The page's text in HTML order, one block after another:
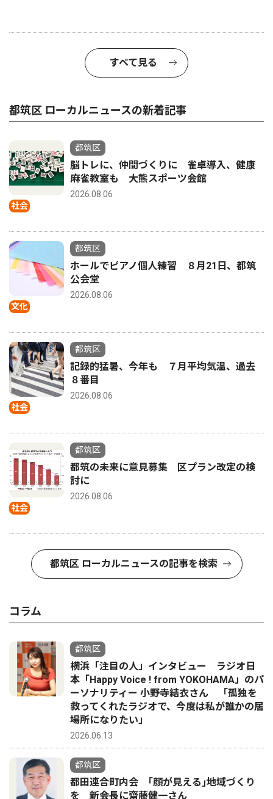
すべて見る
都筑区 ローカルニュースの新着記事
社会
都筑区
脳トレに、仲間づくりに 雀卓導入、健康
麻雀教室も 大熊スポーツ会館
2026.08.06
文化
都筑区
ホールでピアノ個人練習 ８月21日、都筑
公会堂
2026.08.06
社会
都筑区
記録的猛暑、今年も ７月平均気温、過去
８番目
2026.08.06
社会
都筑区
都筑の未来に意見募集 区プラン改定の検
討に
2026.08.06
都筑区 ローカルニュースの記事を検索
コラム
都筑区
横浜「注目の人」インタビュー ラジオ日
本「Happy Voice ! from YOKOHAMA」のパ
ーソナリティー 小野寺結衣さん 「孤独を
救ってくれたラジオで、今度は私が誰かの居
場所になりたい」
2026.06.13
都筑区
都田連合町内会 ｢顔が見える｣地域づくり
を 新会長に齋藤健一さん